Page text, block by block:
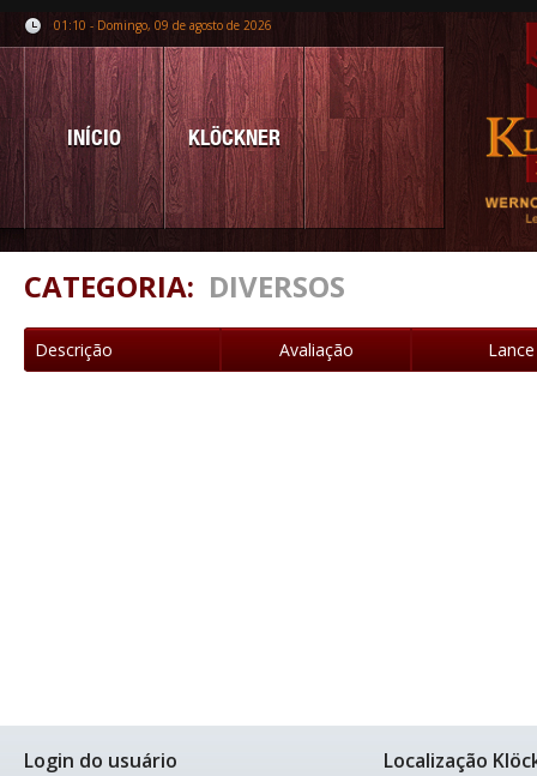
01:10 - Domingo, 09 de agosto de 2026
INÍCIO KLÖCKNER
CATEGORIA: DIVERSOS
Descrição Avaliação
Login do usuário Localização